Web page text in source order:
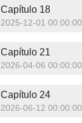
Capítulo 18
2025-12-01 00:00:00
Capítulo 21
2026-04-06 00:00:00
Capítulo 24
2026-06-12 00:00:00